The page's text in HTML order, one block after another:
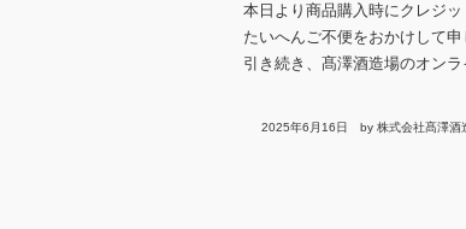
本日より商品購入時にクレジッ
たいへんご不便をおかけして申
引き続き、髙澤酒造場のオン
2025年6月16日 by 株式会社髙澤酒